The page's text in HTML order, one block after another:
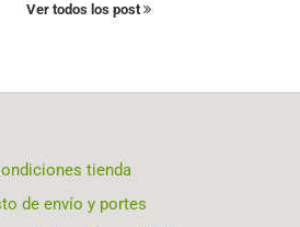
Ver todos los post
tienda
de envío y portes